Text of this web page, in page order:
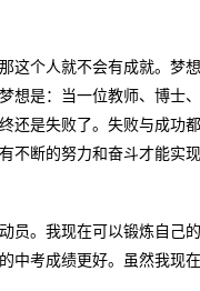
这个人就不会有成就。梦
想是：当一位教师、博士
还是失败了。失败与成功
断的努力和奋斗才能实
员。我现在可以锻炼自己
中考成绩更好。虽然我现